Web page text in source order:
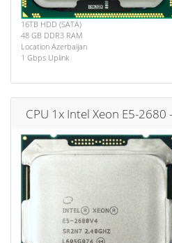
16TB HDD (SATA)
48 GB DDR3 RAM
Location Azerbaijan
1 Gbps Uplink
CPU 1x Intel Xeon E5-2680